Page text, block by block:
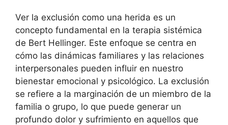
Ver la exclusión como una herida es un
concepto fundamental en la terapia sistémica
de Bert Hellinger. Este enfoque se centra en
cómo las dinámicas familiares y las relaciones
interpersonales pueden influir en nuestro
bienestar emocional y psicológico. La exclusión
se refiere a la marginación de un miembro de la
familia o grupo, lo que puede generar un
profundo dolor y sufrimiento en aquellos que